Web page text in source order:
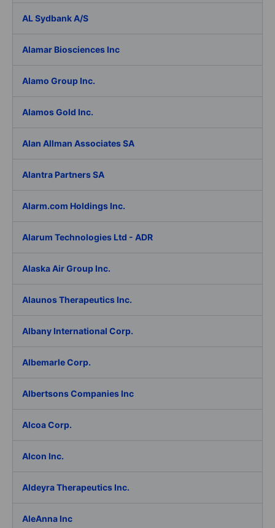
AL Sydbank A/S
Alamar Biosciences Inc
Alamo Group Inc.
Alamos Gold Inc.
Alan Allman Associates SA
Alantra Partners SA
Alarm.com Holdings Inc.
Alarum Technologies Ltd - ADR
Alaska Air Group Inc.
Alaunos Therapeutics Inc.
Albany International Corp.
Albemarle Corp.
Albertsons Companies Inc
Alcoa Corp.
Alcon Inc.
Aldeyra Therapeutics Inc.
AleAnna Inc